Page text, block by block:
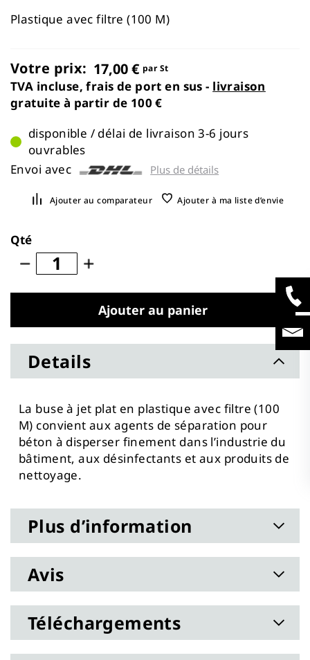
the
Plastique avec filtre (100 M)
Votre prix: 17,00 € par St
TVA incluse, frais de port en sus - livraison
gratuite à partir de 100 €
disponible / délai de livraison 3-6 jours
ouvrables
Envoi avec
Plus de détails
Ajouter au comparateur Ajouter à ma liste d’envie
Qté
Ajouter au panier
Details
La buse à jet plat en plastique avec filtre (100
M) convient aux agents de séparation pour
béton à disperser finement dans l’industrie du
bâtiment, aux désinfectants et aux produits de
nettoyage.
Plus d’information
Avis
Téléchargements